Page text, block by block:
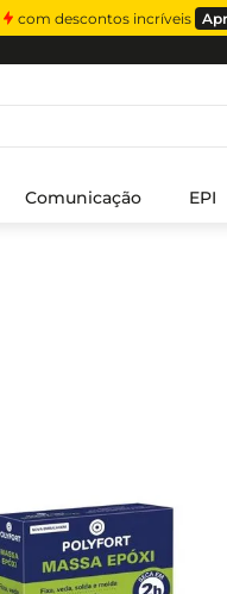
com descontos incríveis
Comunicação EPI